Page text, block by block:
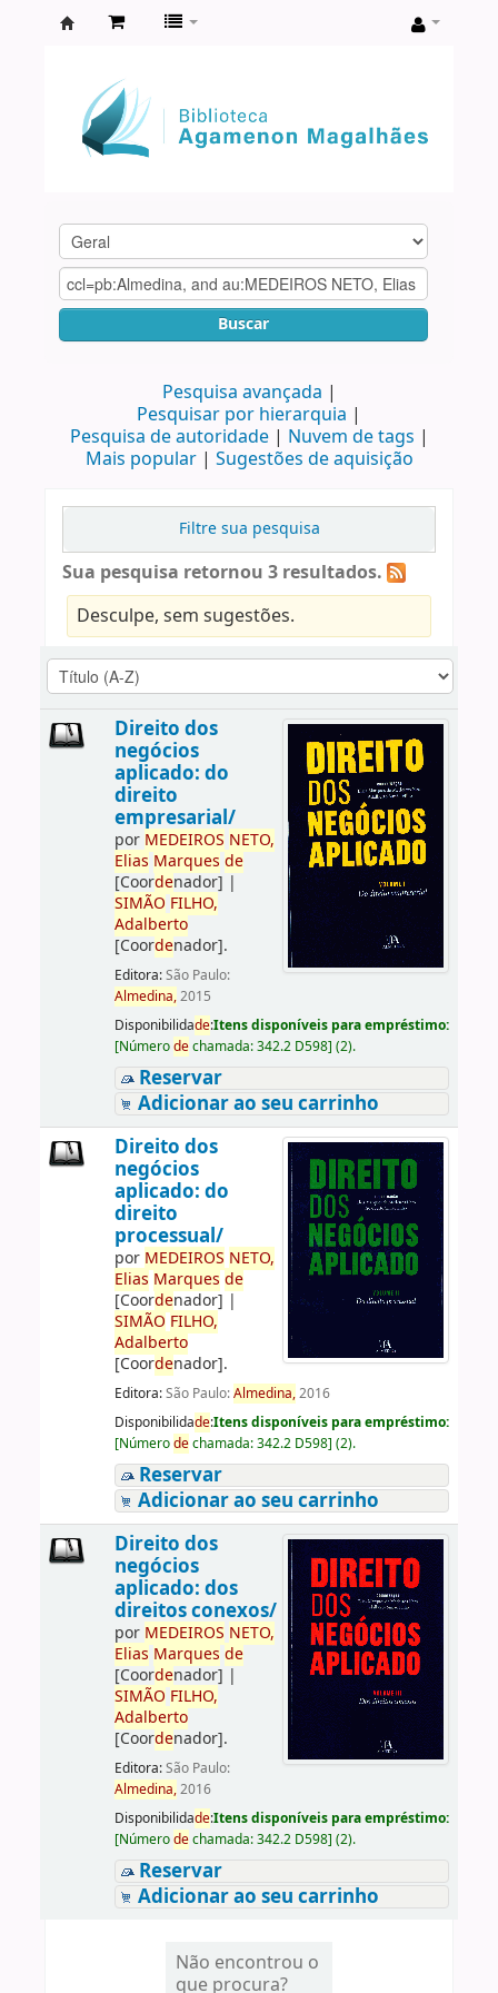
Agamenon
Magalhães
Buscar
Pesquisa avançada
Pesquisar por hierarquia
Pesquisa de autoridade
Nuvem de tags
Mais popular
Sugestões de aquisição
Filtre sua pesquisa
Sua pesquisa retornou 3 resultados.
Desculpe, sem sugestões.
Direito dos
negócios
aplicado: do
direito
empresarial/
por MEDEIROS NETO,
Elias Marques de
[Coordenador] |
SIMÃO FILHO,
Adalberto
[Coordenador].
Editora:São Paulo:
Almedina,2015
Disponibilidade:Itens disponíveis para empréstimo:
[Númerodechamada:342.2 D598] (2).
Reservar
Adicionar ao seu carrinho
Direito dos
negócios
aplicado: do
direito
processual/
por MEDEIROS NETO,
Elias Marques de
[Coordenador] |
SIMÃO FILHO,
Adalberto
[Coordenador].
Editora:São Paulo:Almedina,2016
Disponibilidade:Itens disponíveis para empréstimo:
[Númerodechamada:342.2 D598] (2).
Reservar
Adicionar ao seu carrinho
Direito dos
negócios
aplicado: dos
direitos conexos/
por MEDEIROS NETO,
Elias Marques de
[Coordenador] |
SIMÃO FILHO,
Adalberto
[Coordenador].
Editora:São Paulo:
Almedina,2016
Disponibilidade:Itens disponíveis para empréstimo:
[Númerodechamada:342.2 D598] (2).
Reservar
Adicionar ao seu carrinho
Não encontrou o
que procura?